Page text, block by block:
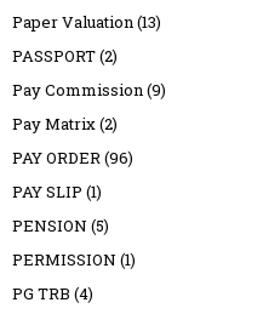
Paper Valuation(13)
PASSPORT(2)
Pay Commission(9)
Pay Matrix(2)
PAY ORDER(96)
PAY SLIP (1)
PENSION (5)
PERMISSION (1)
PG TRB (4)